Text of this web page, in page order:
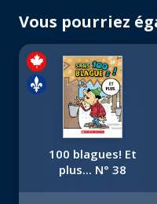
Vous pourriez
100 blagues! Et
plus... N° 38